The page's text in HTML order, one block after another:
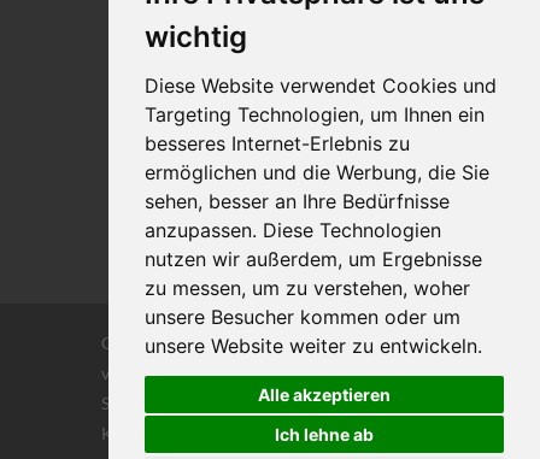
wichtig
Diese Website verwendet Cookies und
Targeting Technologien, um Ihnen ein
besseres Internet-Erlebnis zu
ermöglichen und die Werbung, die Sie
sehen, besser an Ihre Bedürfnisse
anzupassen. Diese Technologien
nutzen wir außerdem, um Ergebnisse
zu messen, um zu verstehen, woher
unsere Besucher kommen oder um
unsere Website weiter zu entwickeln.
Alle akzeptieren
Ich lehne ab
Lageplan
Datenschutz
Cookie-Einstellungen
Copyrights © 2026 Alle Rechte vorbehalten
von DILIGENTIA Wirtschaftsprüfung- und
Steuerberatungsgesellschaft m.b. H. und Co
KG